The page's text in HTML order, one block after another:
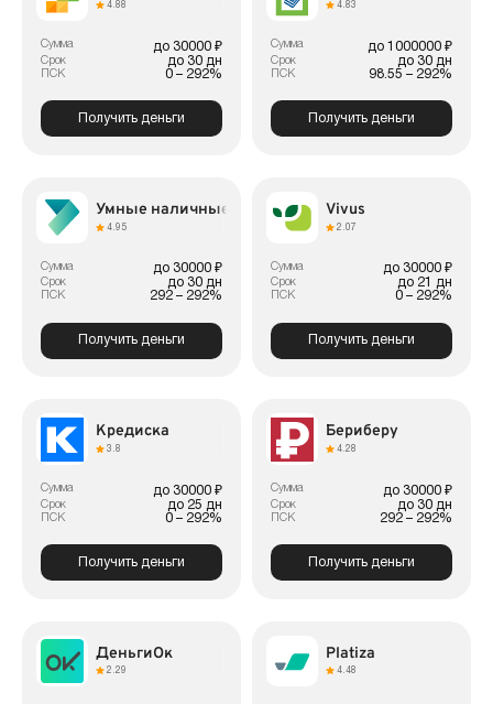
4.88
Сумма до 30000 ₽
Срок до 30 дн
ПСК 0 – 292%
Получить деньги
4.83
Сумма до 1000000 ₽
Срок до 30 дн
ПСК 98.55 – 292%
Получить деньги
Умные наличные
4.95
Сумма до 30000 ₽
Срок до 30 дн
ПСК 292 – 292%
Получить деньги
Vivus
2.07
Сумма до 30000 ₽
Срок до 21 дн
ПСК 0 – 292%
Получить деньги
Кредиска
3.8
Сумма до 30000 ₽
Срок до 25 дн
ПСК 0 – 292%
Получить деньги
Бериберу
4.28
Сумма до 30000 ₽
Срок до 30 дн
ПСК 292 – 292%
Получить деньги
ДеньгиОк
2.29
Platiza
4.48